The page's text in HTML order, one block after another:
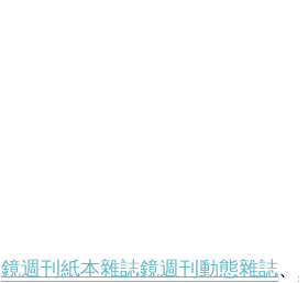
鏡週刊紙本雜誌鏡週刊動態雜誌、